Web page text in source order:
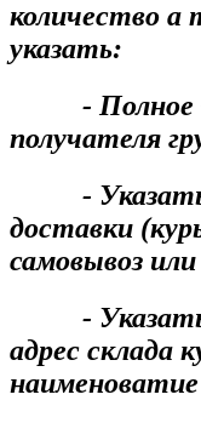
количество а
указать:
- Полное
получателя
- Указать
доставки
самовывоз
- Указать
адрес склада